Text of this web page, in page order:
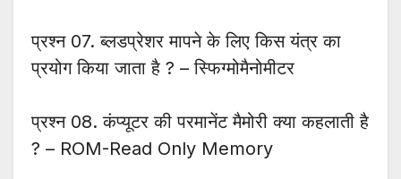
प्रश्न 07. ब्लडप्रेशर मापने के लिए किस यंत्र का
प्रयोग किया जाता है ? – स्फिग्मोमैनोमीटर
प्रश्न 08. कंप्यूटर की परमानेंट मैमोरी क्या कहलाती है
? – ROM-Read Only Memory